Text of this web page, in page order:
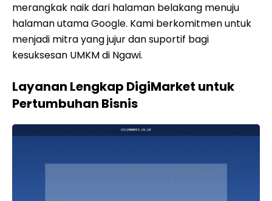
merangkak naik dari halaman belakang menuju
halaman utama Google. Kami berkomitmen untuk
menjadi mitra yang jujur dan suportif bagi
kesuksesan UMKM di Ngawi.
Layanan Lengkap DigiMarket untuk
Pertumbuhan Bisnis